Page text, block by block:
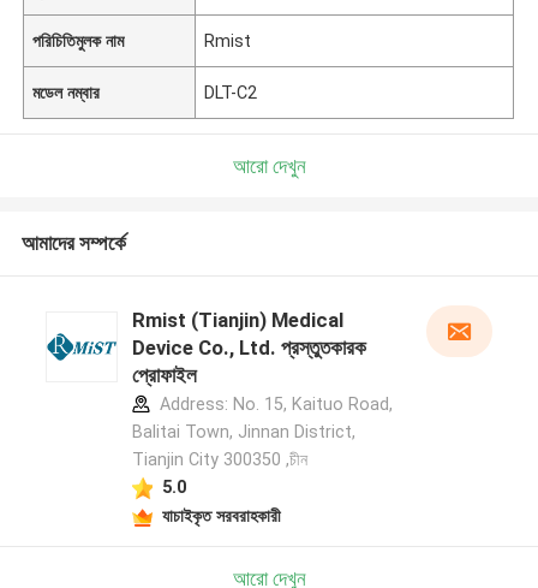
পরিচিতিমুলক নাম Rmist
মডেল নম্বার DLT-C2
আরো দেখুন
আমাদের সম্পর্কে
Rmist (Tianjin) Medical
Device Co., Ltd. প্রস্তুতকারক
প্রোফাইল
Address: No. 15, Kaituo Road,
Balitai Town, Jinnan District,
Tianjin City 300350 ,চীন
5.0
যাচাইকৃত সরবরাহকারী
আরো দেখুন